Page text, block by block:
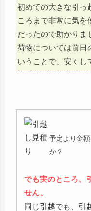
初めての大きな引っ
ころまで非常に気を
だったので助かりま
荷物については前日
いうことで、安くし
予定より金
か？
でも実のところ、
せん。
同じ引越でも、引